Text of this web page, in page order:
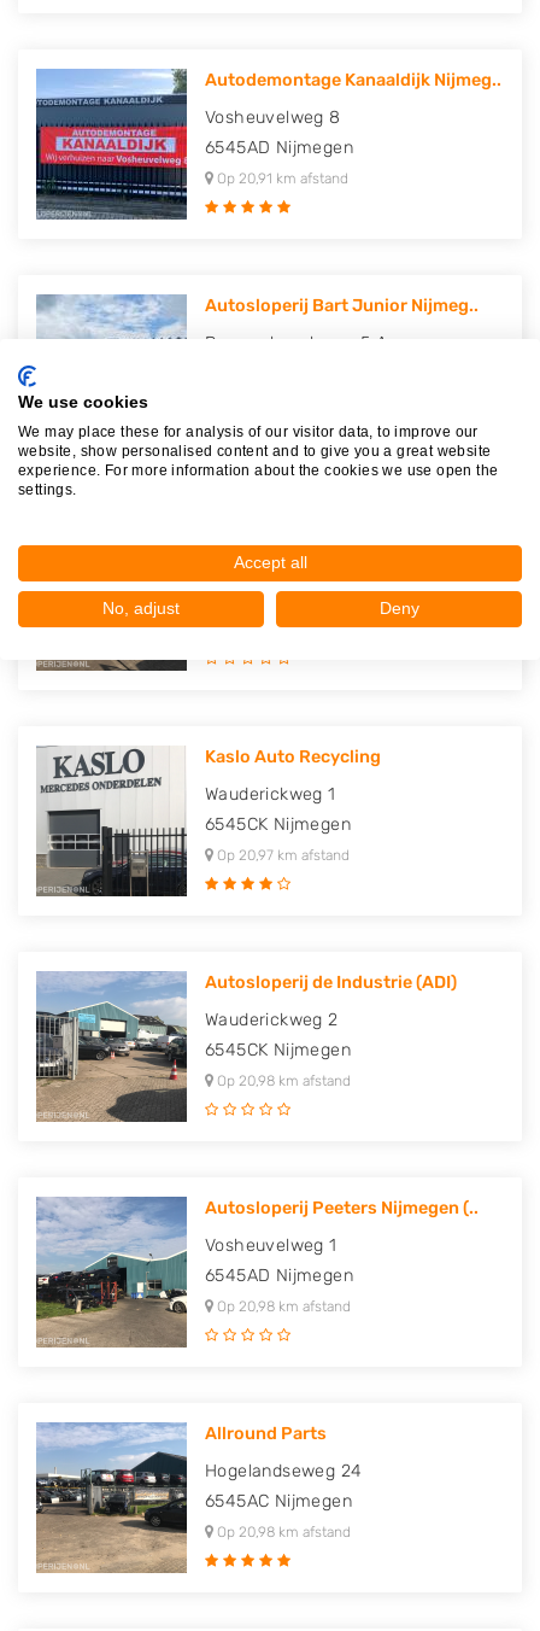
Autodemontage Kanaaldijk Nijmeg..
Vosheuvelweg 8
6545AD Nijmegen
Op 20,91 km afstand
Autosloperij Bart Junior Nijmeg..
Rouwenboschweg 5 A
Wauderickweg 4
6545CK Nijmegen
Op 20,95 km afstand
Kaslo Auto Recycling
Wauderickweg 1
6545CK Nijmegen
Op 20,97 km afstand
Autosloperij de Industrie (ADI)
Wauderickweg 2
6545CK Nijmegen
Op 20,98 km afstand
Autosloperij Peeters Nijmegen (..
Vosheuvelweg 1
6545AD Nijmegen
Op 20,98 km afstand
Allround Parts
Hogelandseweg 24
6545AC Nijmegen
Op 20,98 km afstand
We use cookies
We may place these for analysis of our visitor data, to improve our
website, show personalised content and to give you a great website
experience. For more information about the cookies we use open the
settings.
Accept all
No, adjust Deny